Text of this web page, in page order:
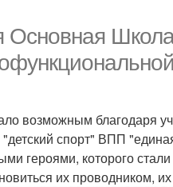
Основная
возможным благодаря
спорт" ВПП
героями, которого
их проводником, их